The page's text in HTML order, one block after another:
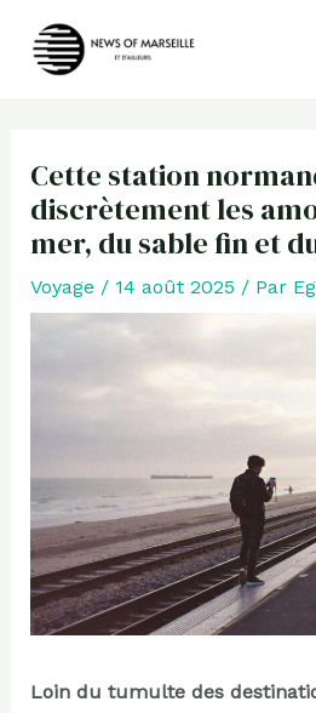
Cette station
discrètement les
mer, du sable fin et
Voyage / 14 août 2025 / Par
Loin du tumulte des